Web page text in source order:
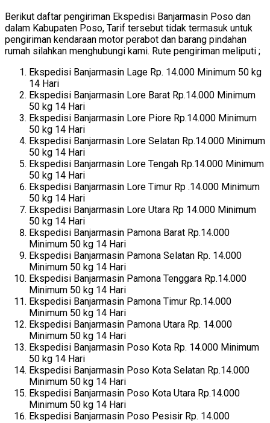
Berikut daftar pengiriman Ekspedisi Banjarmasin Poso dan
dalam Kabupaten Poso, Tarif tersebut tidak termasuk untuk
pengiriman kendaraan motor perabot dan barang pindahan
rumah silahkan menghubungi kami. Rute pengiriman meliputi ;
Ekspedisi Banjarmasin Lage Rp. 14.000 Minimum 50 kg
14 Hari
Ekspedisi Banjarmasin Lore Barat Rp.14.000 Minimum
50 kg 14 Hari
Ekspedisi Banjarmasin Lore Piore Rp.14.000 Minimum
50 kg 14 Hari
Ekspedisi Banjarmasin Lore Selatan Rp.14.000 Minimum
50 kg 14 Hari
Ekspedisi Banjarmasin Lore Tengah Rp.14.000 Minimum
50 kg 14 Hari
Ekspedisi Banjarmasin Lore Timur Rp .14.000 Minimum
50 kg 14 Hari
Ekspedisi Banjarmasin Lore Utara Rp 14.000 Minimum
50 kg 14 Hari
Ekspedisi Banjarmasin Pamona Barat Rp.14.000
Minimum 50 kg 14 Hari
Ekspedisi Banjarmasin Pamona Selatan Rp. 14.000
Minimum 50 kg 14 Hari
Ekspedisi Banjarmasin Pamona Tenggara Rp.14.000
Minimum 50 kg 14 Hari
Ekspedisi Banjarmasin Pamona Timur Rp.14.000
Minimum 50 kg 14 Hari
Ekspedisi Banjarmasin Pamona Utara Rp. 14.000
Minimum 50 kg 14 Hari
Ekspedisi Banjarmasin Poso Kota Rp. 14.000 Minimum
50 kg 14 Hari
Ekspedisi Banjarmasin Poso Kota Selatan Rp.14.000
Minimum 50 kg 14 Hari
Ekspedisi Banjarmasin Poso Kota Utara Rp.14.000
Minimum 50 kg 14 Hari
Ekspedisi Banjarmasin Poso Pesisir Rp. 14.000